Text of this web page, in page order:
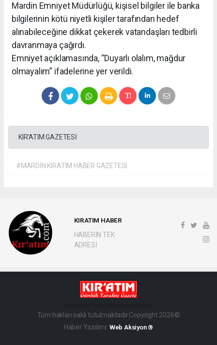
Mardin Emniyet Müdürlüğü, kişisel bilgiler ile banka
bilgilerinin kötü niyetli kişiler tarafından hedef
alınabileceğine dikkat çekerek vatandaşları tedbirli
davranmaya çağırdı.
Emniyet açıklamasında, “Duyarlı olalım, mağdur
olmayalım” ifadelerine yer verildi.
KIR'ATIM GAZETESİ
#MARDİN KIRATIM HABER GAZETESİ
KIRATIM HABER
HABERİN TEK
ADRESİ
Tüm hakları saklı tutulmaktadır.Copyright 2026©
Haber Yazılımı: Web Aksiyon ®